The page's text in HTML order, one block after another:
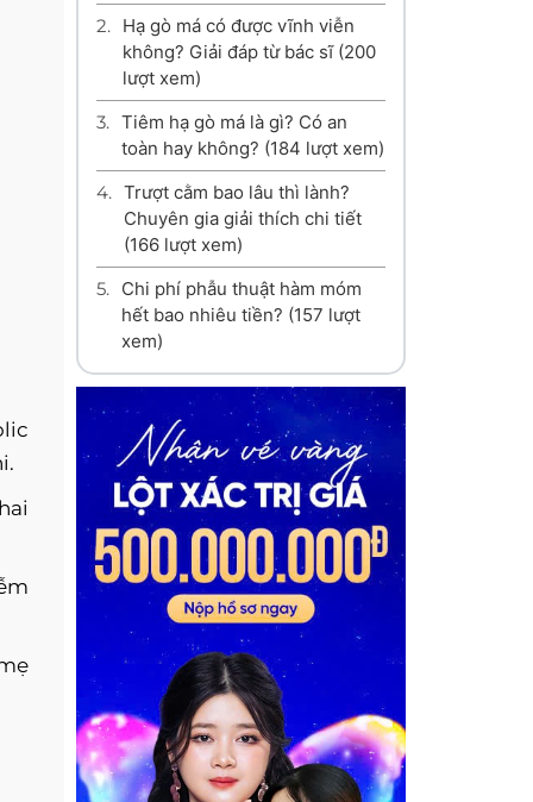
2.
Hạ gò má có được vĩnh viễn
không? Giải đáp từ bác sĩ (200
lượt xem)
3. Tiêm hạ gò má là gì? Có an
toàn hay không? (184 lượt xem)
4. Trượt cằm bao lâu thì lành?
Chuyên gia giải thích chi tiết
(166 lượt xem)
5.
Chi phí phẫu thuật hàm móm
hết bao nhiêu tiền? (157 lượt
xem)